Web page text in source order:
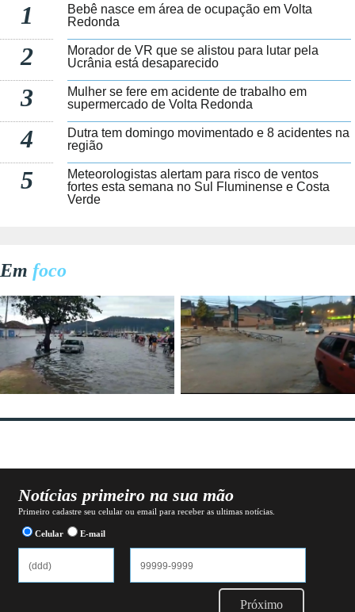
1
Bebê nasce em área de ocupação em Volta
Redonda
2
Morador de VR que se alistou para lutar pela
Ucrânia está desaparecido
3
Mulher se fere em acidente de trabalho em
supermercado de Volta Redonda
4
Dutra tem domingo movimentado e 8 acidentes na
região
5
Meteorologistas alertam para risco de ventos
fortes esta semana no Sul Fluminense e Costa
Verde
Em foco
Notícias primeiro na sua mão
Primeiro cadastre seu celular ou email para receber as ultimas notícias.
Celular E-mail
Próximo